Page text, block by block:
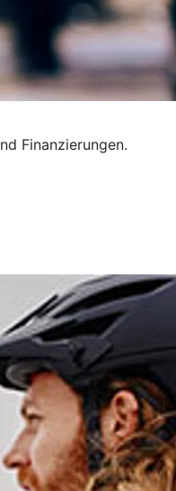
Finanzierungen.